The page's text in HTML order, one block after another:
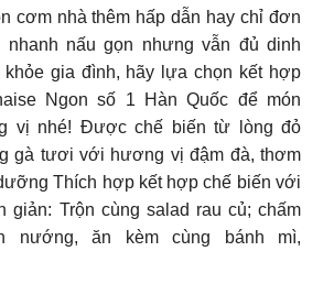
cơm nhà thêm hấp dẫn hay chỉ đơn
nấu gọn nhưng vẫn đủ dinh
gia đình, hãy lựa chọn kết hợp
Ngon số 1 Hàn Quốc để món
vị nhé! Được chế biến từ lòng đỏ
gà tươi với hương vị đậm đà, thơm
Thích hợp kết hợp chế biến với
giản: Trộn cùng salad rau củ; chấm
nướng, ăn kèm cùng bánh mì,